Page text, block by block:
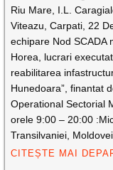
Riu Mare, I.L.
Viteazu, Carpati, 22
echipare Nod SCADA
Horea, lucrari
reabilitarea
Hunedoara”, finantat
Operational Sectorial
orele 9:00 – 20:00
Transilvaniei, Moldovei,
CITEȘTE MAI